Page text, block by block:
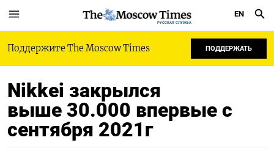
РУССКАЯ СЛУЖБА
EN
Поддержите The Moscow Times ПОДДЕРЖАТЬ
Nikkei закрылся
выше 30.000 впервые с
сентября 2021г